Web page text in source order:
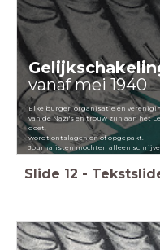
vanaf mei 1940
Elke burger, organisatie en
van de Nazi's en trouw zijn aan het
doet,
wordt ontslagen en of opgepakt.
Journalisten mochten alleen
Slide 12 -